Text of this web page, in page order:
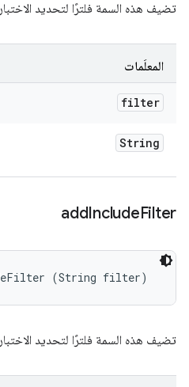
تضيف هذه السمة فلترًا لتحديد
المعلَمات
filter
String
addIncludeFilter
(String filter)
تضيف هذه السمة فلترًا لتحديد